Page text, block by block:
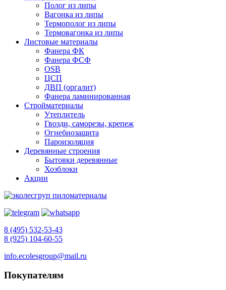
Полог из липы
Вагонка из липы
Термополог из липы
Термовагонка из липы
Листовые материалы
Фанера ФК
Фанера ФСФ
OSB
ЦСП
ДВП (оргалит)
Фанера ламинированная
Стройматериалы
Утеплитель
Гвозди, саморезы, крепеж
Огнебиозащита
Пароизоляция
Деревянные строения
Бытовки деревянные
Хозблоки
Акции
8 (495) 532-53-43
8 (925) 104-60-55
info.ecolesgroup@mail.ru
Покупателям